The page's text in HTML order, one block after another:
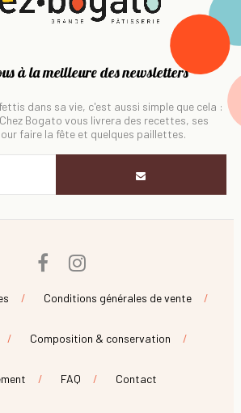
à la meilleure des newsletters
dans sa vie, c'est aussi simple que cela :
Bogato vous livrera des recettes, ses
faire la fête et quelques paillettes.
Facebook
Conditions générales de vente
Composition & conservation
FAQ Contact